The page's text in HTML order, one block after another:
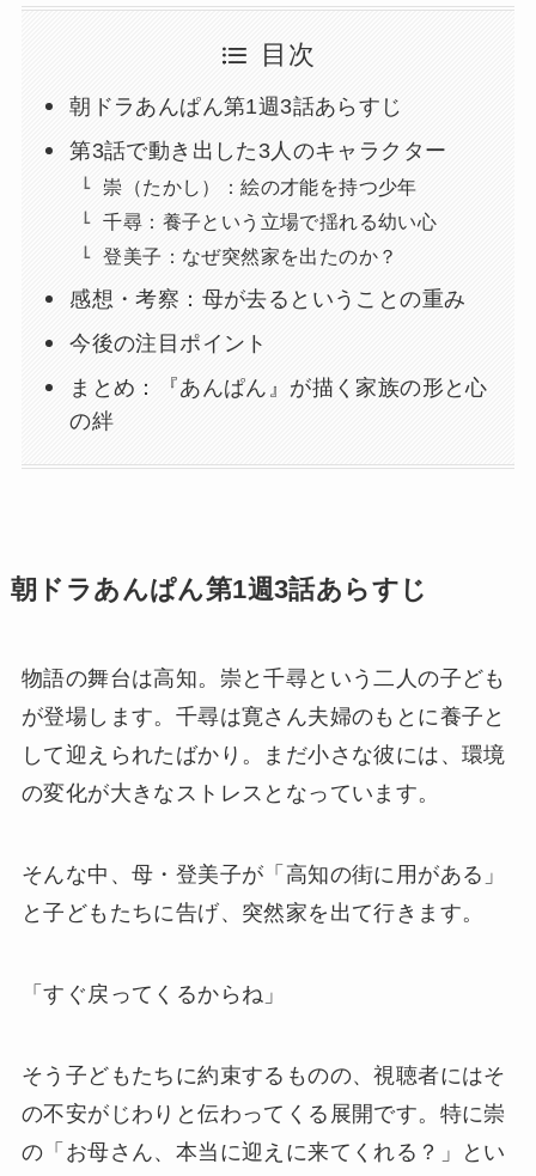
目次
朝ドラあんぱん第1週3話あらすじ
第3話で動き出した3人のキャラクター
崇（たかし）：絵の才能を持つ少年
千尋：養子という立場で揺れる幼い心
登美子：なぜ突然家を出たのか？
感想・考察：母が去るということの重み
今後の注目ポイント
まとめ：『あんぱん』が描く家族の形と心
の絆
朝ドラあんぱん第1週3話あらすじ
物語の舞台は高知。崇と千尋という二人の子ども
が登場します。千尋は寛さん夫婦のもとに養子と
して迎えられたばかり。まだ小さな彼には、環境
の変化が大きなストレスとなっています。
そんな中、母・登美子が「高知の街に用がある」
と子どもたちに告げ、突然家を出て行きます。
「すぐ戻ってくるからね」
そう子どもたちに約束するものの、視聴者にはそ
の不安がじわりと伝わってくる展開です。特に崇
の「お母さん、本当に迎えに来てくれる？」とい